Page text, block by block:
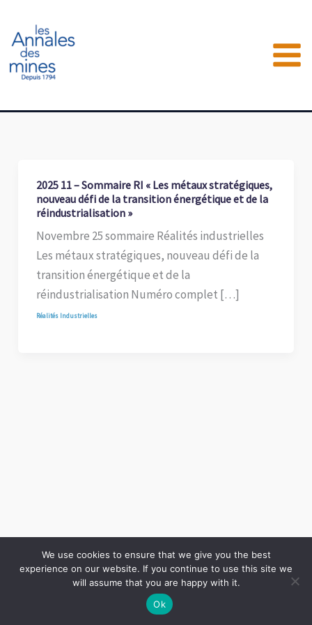
contenu
2025 11 – Sommaire RI « Les métaux stratégiques,
nouveau défi de la transition énergétique et de la
réindustrialisation »
Novembre 25 sommaire Réalités industrielles
Les métaux stratégiques, nouveau défi de la
transition énergétique et de la
réindustrialisation Numéro complet […]
Réalités Industrielles
Copyright © 2026 LES ANNALES DES MINES | Powered by Thème WordPress Astra
We use cookies to ensure that we give you the best
experience on our website. If you continue to use this site we
will assume that you are happy with it.
Ok